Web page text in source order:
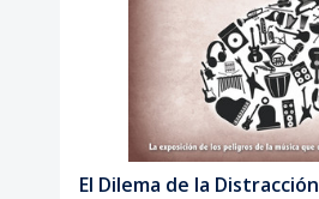
El Dilema de la Distracción